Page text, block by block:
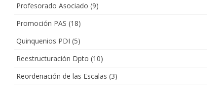
Profesorado Asociado (9)
Promoción PAS (18)
Quinquenios PDI (5)
Reestructuración Dpto (10)
Reordenación de las Escalas (3)